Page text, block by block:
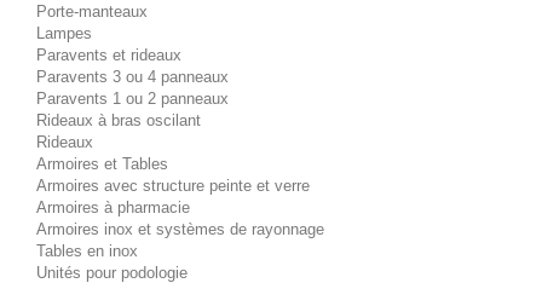
Porte-manteaux
Lampes
Paravents et rideaux
Paravents 3 ou 4 panneaux
Paravents 1 ou 2 panneaux
Rideaux à bras oscilant
Rideaux
Armoires et Tables
Armoires avec structure peinte et verre
Armoires à pharmacie
Armoires inox et systèmes de rayonnage
Tables en inox
Unités pour podologie